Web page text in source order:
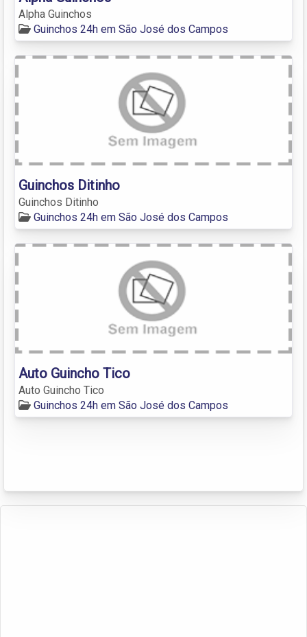
Alpha Guinchos
Guinchos 24h em São José dos Campos
Guinchos Ditinho
Guinchos Ditinho
Guinchos 24h em São José dos Campos
Auto Guincho Tico
Auto Guincho Tico
Guinchos 24h em São José dos Campos